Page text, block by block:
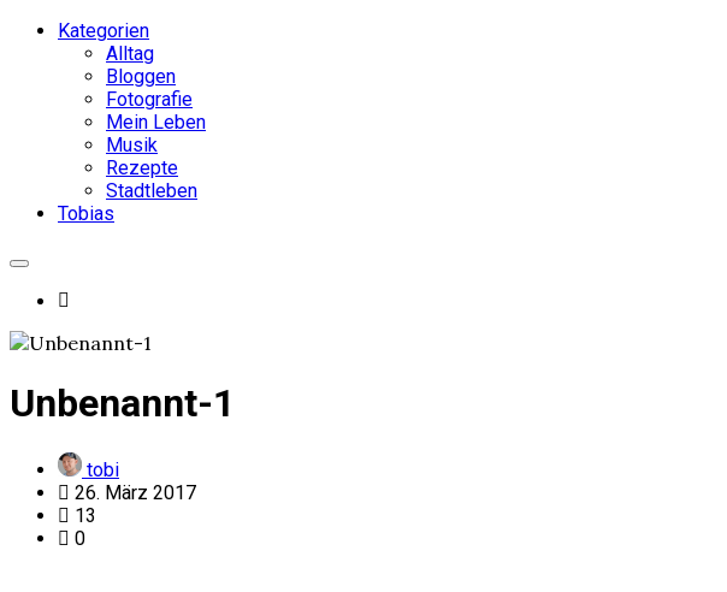
Kategorien
Alltag
Bloggen
Fotografie
Mein Leben
Musik
Rezepte
Stadtleben
Tobias
Unbenannt-1
tobi
26. März 2017
13
0